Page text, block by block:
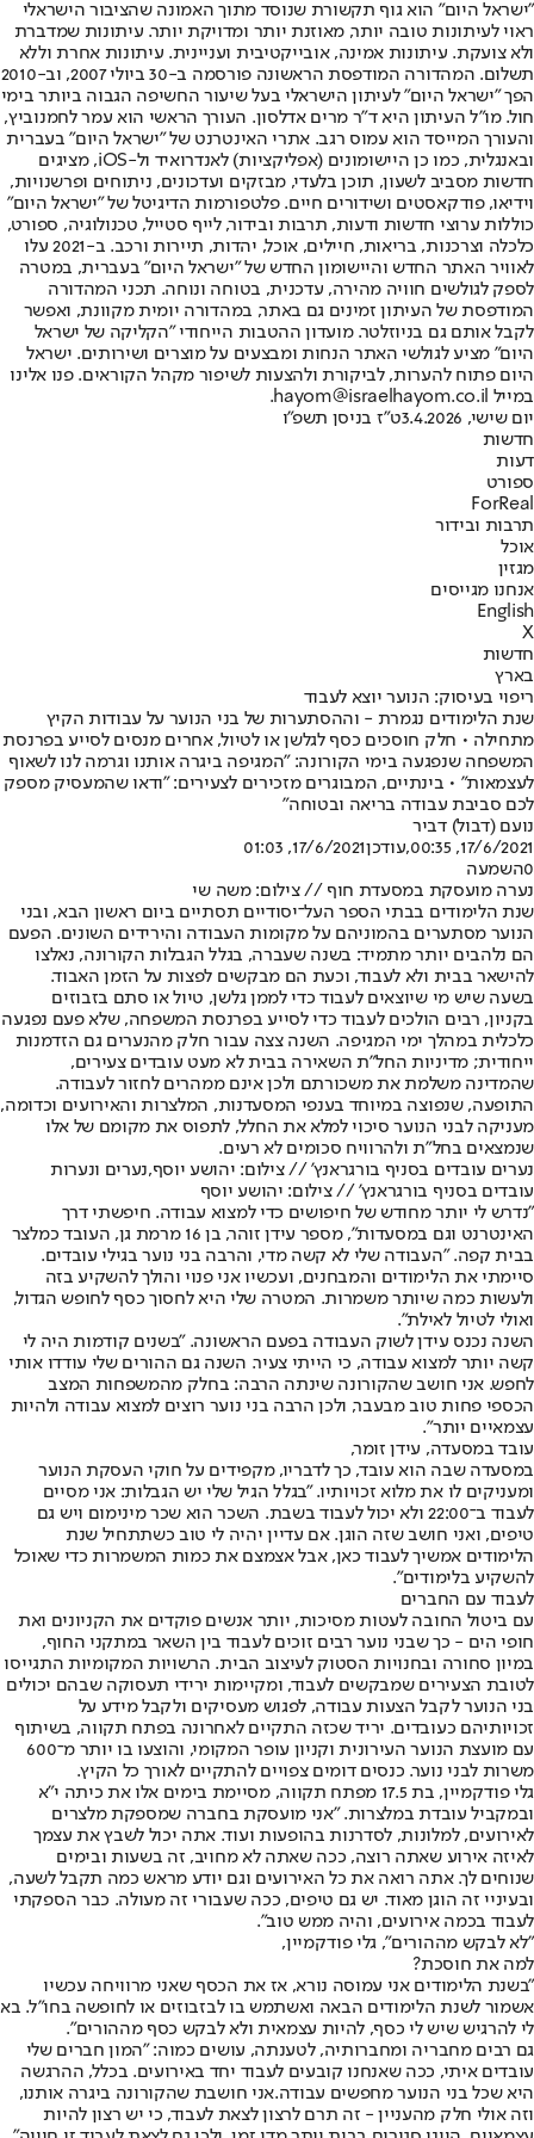
"ישראל היום" הוא גוף תקשורת שנוסד מתוך האמונה שהציבור הישראלי
ראוי לעיתונות טובה יותר, מאוזנת יותר ומדויקת יותר. עיתונות שמדברת
ולא צועקת. עיתונות אמינה, אובייקטיבית ועניינית. עיתונות אחרת וללא
תשלום. המהדורה המודפסת הראשונה פורסמה ב-30 ביולי 2007, וב-2010
הפך "ישראל היום" לעיתון הישראלי בעל שיעור החשיפה הגבוה ביותר בימי
חול. מו"ל העיתון היא ד"ר מרים אדלסון. העורך הראשי הוא עמר לחמנוביץ,
והעורך המייסד הוא עמוס רגב. אתרי האינטרנט של "ישראל היום" בעברית
ובאנגלית, כמו כן היישומונים (אפליקציות) לאנדרואיד ול-iOS, מציגים
חדשות מסביב לשעון, תוכן בלעדי, מבזקים ועדכונים, ניתוחים ופרשנויות,
וידיאו, פודקאסטים ושידורים חיים. פלטפורמות הדיגיטל של "ישראל היום"
כוללות ערוצי חדשות ודעות, תרבות ובידור, לייף סטייל, טכנולוגיה, ספורט,
כלכלה וצרכנות, בריאות, חיילים, אוכל, יהדות, תיירות ורכב. ב-2021 עלו
לאוויר האתר החדש והיישומון החדש של "ישראל היום" בעברית, במטרה
לספק לגולשים חוויה מהירה, עדכנית, בטוחה ונוחה. תכני המהדורה
המודפסת של העיתון זמינים גם באתר, במהדורה יומית מקוונת, ואפשר
לקבל אותם גם בניוזלטר. מועדון ההטבות הייחודי "הקליקה של ישראל
היום" מציע לגולשי האתר הנחות ומבצעים על מוצרים ושירותים. ישראל
היום פתוח להערות, לביקורת ולהצעות לשיפור מקהל הקוראים. פנו אלינו
במייל hayom@israelhayom.co.il.
יום שישי, 3.4.2026
ט"ז בניסן תשפ"ו
חדשות
דעות
ספורט
ForReal
תרבות ובידור
אוכל
מגזין
אנחנו מגייסים
English
X
חדשות
בארץ
ריפוי בעיסוק: הנוער יוצא לעבוד
שנת הלימודים נגמרת - וההסתערות של בני הנוער על עבודות הקיץ
מתחילה • חלק חוסכים כסף לגלשן או לטיול, אחרים מנסים לסייע בפרנסת
המשפחה שנפגעה בימי הקורונה: "המגיפה ביגרה אותנו וגרמה לנו לשאוף
לעצמאות" • בינתיים, המבוגרים מזכירים לצעירים: "ודאו שהמעסיק מספק
לכם סביבת עבודה בריאה ובטוחה"
נועם (דבול) דביר
17/6/2021, 00:35
,עודכן17/6/2021, 01:03
0השמעה
נערה מועסקת במסעדת חוף // צילום: משה שי
שנת הלימודים בבתי הספר העל־יסודיים תסתיים ביום ראשון הבא, ובני
הנוער מסתערים בהמוניהם על מקומות העבודה והירידים השונים. הפעם
הם נלהבים יותר מתמיד: בשנה שעברה, בגלל הגבלות הקורונה, נאלצו
להישאר בבית ולא לעבוד, וכעת הם מבקשים לפצות על הזמן האבוד.
בשעה שיש מי שיוצאים לעבוד כדי לממן גלשן, טיול או סתם בזבוזים
בקניון, רבים הולכים לעבוד כדי לסייע בפרנסת המשפחה, שלא פעם נפגעה
כלכלית במהלך ימי המגיפה. השנה צצה עבור חלק מהנערים גם הזדמנות
ייחודית; מדיניות החל"ת השאירה בבית לא מעט עובדים צעירים,
שהמדינה משלמת את משכורתם ולכן אינם ממהרים לחזור לעבודה.
התופעה, שנפוצה במיוחד בענפי המסעדנות, המלצרות והאירועים וכדומה,
מעניקה לבני הנוער סיכוי למלא את החלל, לתפוס את מקומם של אלו
שנמצאים בחל"ת ולהרוויח סכומים לא רעים.
נערים עובדים בסניף בורגראנץ' // צילום: יהושע יוסף,נערים ונערות
עובדים בסניף בורגראנץ' // צילום: יהושע יוסף
"נדרש לי יותר מחודש של חיפושים כדי למצוא עבודה. חיפשתי דרך
האינטרנט וגם במסעדות", מספר עידן זוהר, בן 16 מרמת גן, העובד כמלצר
בבית קפה. "העבודה שלי לא קשה מדי, והרבה בני נוער בגילי עובדים.
סיימתי את הלימודים והמבחנים, ועכשיו אני פנוי והולך להשקיע בזה
ולעשות כמה שיותר משמרות. המטרה שלי היא לחסוך כסף לחופש הגדול,
ואולי לטיול לאילת".
השנה נכנס עידן לשוק העבודה בפעם הראשונה. "בשנים קודמות היה לי
קשה יותר למצוא עבודה, כי הייתי צעיר. השנה גם ההורים שלי עודדו אותי
לחפש. אני חושב שהקורונה שינתה הרבה: בחלק מהמשפחות המצב
הכספי פחות טוב מבעבר, ולכן הרבה בני נוער רוצים למצוא עבודה ולהיות
עצמאיים יותר".
עובד במסעדה, עידן זומר,
במסעדה שבה הוא עובד, כך לדבריו, מקפידים על חוקי העסקת הנוער
ומעניקים לו את מלוא זכויותיו. "בגלל הגיל שלי יש הגבלות: אני מסיים
לעבוד ב־22:00 ולא יכול לעבוד בשבת. השכר הוא שכר מינימום ויש גם
טיפים, ואני חושב שזה הוגן. אם עדיין יהיה לי טוב כשתתחיל שנת
הלימודים אמשיך לעבוד כאן, אבל אצמצם את כמות המשמרות כדי שאוכל
להשקיע בלימודים".
לעבוד עם החברים
עם ביטול החובה לעטות מסיכות, יותר אנשים פוקדים את הקניונים ואת
חופי הים - כך שבני נוער רבים זוכים לעבוד בין השאר במתקני החוף,
במיון סחורה ובחנויות הסטוק לעיצוב הבית. הרשויות המקומיות התגייסו
לטובת הצעירים שמבקשים לעבוד, ומקיימות ירידי תעסוקה שבהם יכולים
בני הנוער לקבל הצעות עבודה, לפגוש מעסיקים ולקבל מידע על
זכויותיהם כעובדים. יריד שכזה התקיים לאחרונה בפתח תקווה, בשיתוף
עם מועצת הנוער העירונית וקניון עופר המקומי, והוצעו בו יותר מ־600
משרות לבני נוער. כנסים דומים צפויים להתקיים לאורך כל הקיץ.
גלי פודקמיין, בת 17.5 מפתח תקווה, מסיימת בימים אלו את כיתה י"א
ובמקביל עובדת במלצרות. "אני מועסקת בחברה שמספקת מלצרים
לאירועים, למלונות, לסדרנות בהופעות ועוד. אתה יכול לשבץ את עצמך
לאיזה אירוע שאתה רוצה, ככה שאתה לא מחויב, זה בשעות ובימים
שנוחים לך. אתה רואה את כל האירועים וגם יודע מראש כמה תקבל לשעה,
ובעיניי זה הוגן מאוד. יש גם טיפים, ככה שעבורי זה מעולה. כבר הספקתי
לעבוד בכמה אירועים, והיה ממש טוב".
"לא לבקש מההורים", גלי פודקמיין,
למה את חוסכת?
"בשנת הלימודים אני עמוסה נורא, אז את הכסף שאני מרוויחה עכשיו
אשמור לשנת הלימודים הבאה ואשתמש בו לבזבוזים או לחופשה בחו"ל. בא
לי להרגיש שיש לי כסף, להיות עצמאית ולא לבקש כסף מההורים".
גם רבים מחבריה ומחברותיה, לטענתה, עושים כמוה: "המון חברים שלי
עובדים איתי, ככה שאנחנו קובעים לעבוד יחד באירועים. בכלל, ההרגשה
היא שכל בני הנוער מחפשים עבודה.אני חושבת שהקורונה ביגרה אותנו,
וזה אולי חלק מהעניין - זה תרם לרצון לצאת לעבוד, כי יש רצון להיות